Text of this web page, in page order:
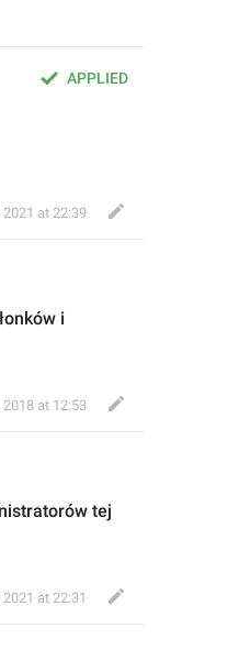
APPLIED
2021 at 22:39
i
2018 at 12:53
tej
2021 at 22:31